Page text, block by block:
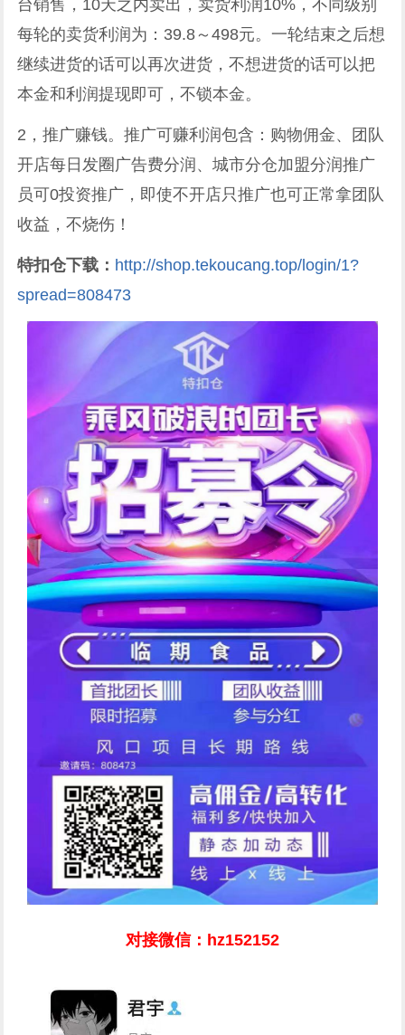
台销售，10天之内卖出，卖货利润10%，不同级别
每轮的卖货利润为：39.8～498元。一轮结束之后想
继续进货的话可以再次进货，不想进货的话可以把
本金和利润提现即可，不锁本金。
2，推广赚钱。推广可赚利润包含：购物佣金、团队
开店每日发圈广告费分润、城市分仓加盟分润推广
员可0投资推广，即使不开店只推广也可正常拿团队
收益，不烧伤！
特扣仓下载： http://shop.tekoucang.top/login/1?
spread=808473
对接微信：hz152152